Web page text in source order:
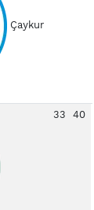
Çaykur
33 40